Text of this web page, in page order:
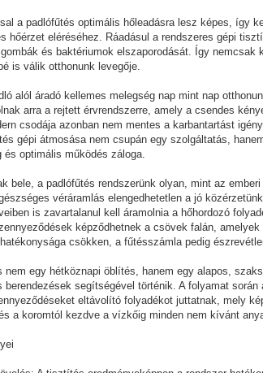
a padlófűtés optimális hőleadásra lesz képes, így
hőérzet eléréséhez. Ráadásul a rendszeres gépi
és baktériumok elszaporodását. Így nemcsak
is válik otthonunk levegője.
alól áradó kellemes melegség nap mint nap
arra a rejtett érvrendszerre, amely a csendes
csodája azonban nem mentes a karbantartást
gépi átmosása nem csupán egy szolgáltatás,
és optimális működés záloga.
bele, a padlófűtés rendszerünk olyan, mint az
véráramlás elengedhetetlen a jó
is zavartalanul kell áramolnia a hőhordozó
képződhetnek a csövek falán,
csökken, a fűtésszámla pedig
nem egy hétköznapi öblítés, hanem egy alapos,
berendezések segítségével történik. A folyamat során
eltávolító folyadékot juttatnak, mely
a koromtól kezdve a vízkőig minden nem kívánt